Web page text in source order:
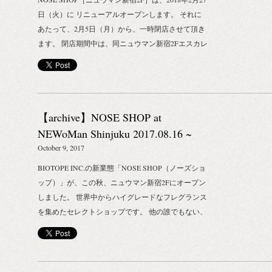
っている、どこかとっつきにくくて敷居の高い雰囲
気からは距離を置き、カジュアルかつポップに、そ
してちょっとクレイジーに新しい香りの世界を提案
しています。 誰かにとって良い香りが、自分にとっ
ても良い香りだとは限りません。 語り継がれる退屈
なうんちくの鎖から解き放たれ、自分の嗅覚こそを
唯一のよりどころとして、じっくりとお気に入りの
グレードなフレグランス専業メゾンを世界中からセ
レクトしてお届けすることで、最上級の香りと共に
暮らす喜びや楽しさをお伝えします。 ただひたすら
に自分の鼻の感じるままに身を任せること。 香りに
もっと気軽で自由な楽しさを。Follow your NOSE.
（自分の鼻を信じて進め） NOSE SHOP 期間限定ゲ
リラショップ 場所｜伊勢丹新宿店本館3階 リ・スタ
イルギフト 住所｜東京都新宿区新宿3-14-1 期間｜
2018年3月7日（水）～3月20日（火） 取扱ブランド
Abel、STORA SKUGGAN、kerzon 皆さまのお越し
日（火）に リニューアルオープンします。 それに
あたって、2月5日（月）から、一時閉店させて頂き
ます。 閉店期間中は、同ニュウマン新宿2Fエスカレ
ーター横イベントスペースにて、POP UP SHOPと
して期間限定［2月5日（月）〜25日（日）］で臨時
営業致します。 2月27日（火）には、ますますパワ
プ）」をお見せしますので、どうぞご期待くださ
い！ （※リニューアルオープン日には、新ブランド
のお披露目や、特別な限定品なども登場するか
月5日（月）：現店舗クローズ ・2月5日（月）：
POP UP SHOP オープン（ニュウマン新宿2Fエスカ
レーター横イベントスペースにて） ・2月25日
（日）：POP UP SHOP 会期終了 ・2月27日
（火）：リニューアルオープン（現店舗と同区画に
【archive】NOSE SHOP at
NEWoMan Shinjuku 2017.08.16 ~
October 9, 2017
BIOTOPE INC.の新業態「NOSE SHOP（ノーズショ
ップ）」が、この秋、ニュウマン新宿2Fにオープン
しました。 世界中からハイグレードなフレグランス
を集めたセレクトショップです。 他の誰でもない、
あなたの鼻が主役のお店です。 香りにもっと気軽で
自由な楽しさを。Follow your NOSE.（自分の鼻を信
名：NOSE SHOP（ノーズショップ） ■場所：東京